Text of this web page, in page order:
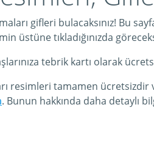
gifleri bulacaksınız! Bu
üstüne tıkladığınızda
tebrik kartı olarak
resimleri tamamen ücretsizdir
. Bunun hakkında daha detaylı